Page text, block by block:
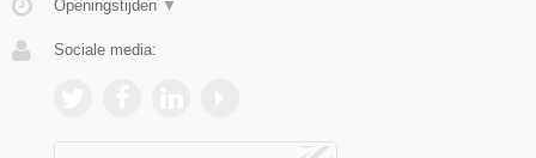
Openingstijden ▼
Sociale media: